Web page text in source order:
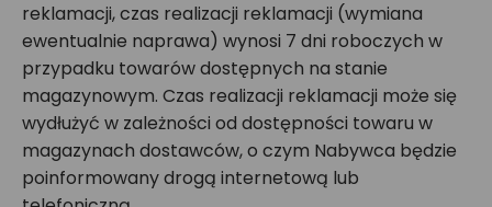
reklamacji, czas realizacji reklamacji (wymiana
ewentualnie naprawa) wynosi 7 dni roboczych w
przypadku towarów dostępnych na stanie
magazynowym. Czas realizacji reklamacji może się
wydłużyć w zależności od dostępności towaru w
magazynach dostawców, o czym Nabywca będzie
poinformowany drogą internetową lub